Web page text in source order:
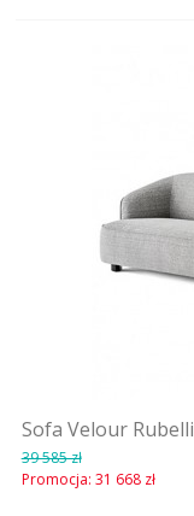
Sofa Velour Rubelli
39 585 zł
Promocja: 31 668 zł